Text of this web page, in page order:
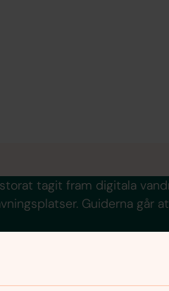
tagit fram digitala
Guiderna går